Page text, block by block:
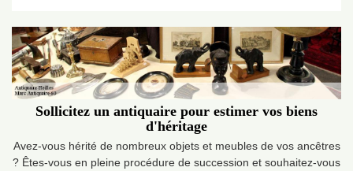
Sollicitez un antiquaire pour estimer vos biens
d'héritage
Avez-vous hérité de nombreux objets et meubles de vos ancêtres
? Êtes-vous en pleine procédure de succession et souhaitez-vous